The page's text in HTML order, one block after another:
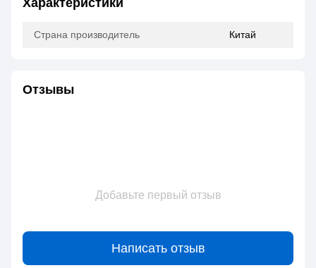
Характеристики
Страна производитель Китай
Отзывы
Добавьте первый отзыв
Написать отзыв